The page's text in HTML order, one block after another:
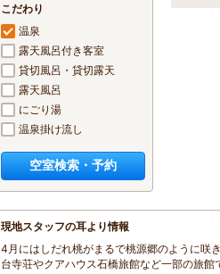
こだわり
温泉
露天風呂付き客室
貸切風呂・貸切露天
露天風呂
にごり湯
温泉掛け流し
空室検索・予約
現地スタッフの耳より情報
4月にはしだれ桃がまるで桃源郷のように咲
台寺荘やクアハウス石橋旅館など一部の旅